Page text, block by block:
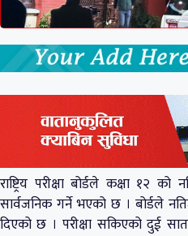
राष्ट्रिय परीक्षा बोर्डले कक्षा १२
सार्वजनिक गर्ने भएको छ । बोर्डले
दिएको छ । परीक्षा सकिएको दुई